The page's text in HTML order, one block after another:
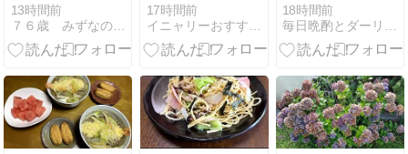
きたし 朝御飯
晩御飯準備
13時間前
７６歳 みずなの御飯とつぶやき
め｜レシピ＆
作り方
17時間前
味噌ラーメン
18時間前